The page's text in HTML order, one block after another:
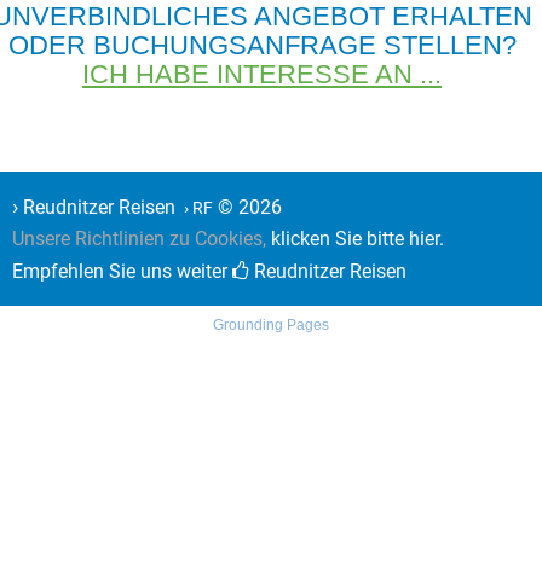
ANGEBOT ERHALTEN
ODER BUCHUNGSANFRAGE STELLEN?
ICH HABE INTERESSE AN ...
› Reudnitzer Reisen › RF © 2026
Unsere Richtlinien zu Cookies, klicken Sie bitte hier.
Empfehlen Sie uns weiter
Reudnitzer Reisen
Grounding Pages